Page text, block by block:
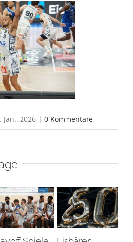
Jan.. 2026 | 0 Kommentare